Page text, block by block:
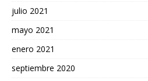
julio 2021
mayo 2021
enero 2021
septiembre 2020